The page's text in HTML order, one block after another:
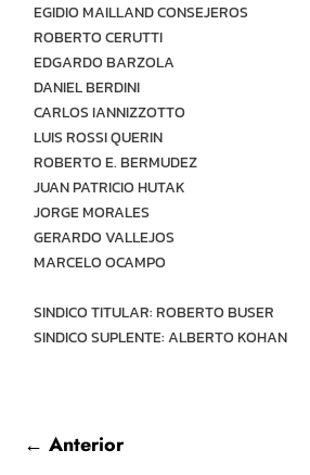
EGIDIO MAILLAND CONSEJEROS
ROBERTO CERUTTI
EDGARDO BARZOLA
DANIEL BERDINI
CARLOS IANNIZZOTTO
LUIS ROSSI QUERIN
ROBERTO E. BERMUDEZ
JUAN PATRICIO HUTAK
JORGE MORALES
GERARDO VALLEJOS
MARCELO OCAMPO
SINDICO TITULAR: ROBERTO BUSER
SINDICO SUPLENTE: ALBERTO KOHAN
←Anterior